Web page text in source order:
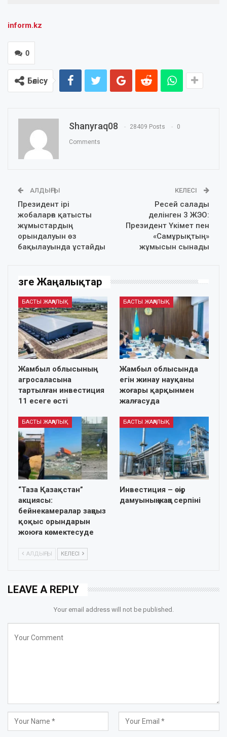
inform.kz
0
Бөлісу
Shanyraq08 28409 Posts 0
Comments
АЛДЫҢҒЫ
Президент ірі
жобаларға қатысты
жұмыстардың
орындалуын өз
бақылауында ұстайды
КЕЛЕСІ
Ресей салады
делінген 3 ЖЭО:
Президент Үкімет пен
«Самұрықтың»
жұмысын сынады
Өзге Жаңалықтар
БАСТЫ ЖАҢАЛЫҚ
Жамбыл облысының
агросаласына
тартылған инвестиция
11 есеге өсті
БАСТЫ ЖАҢАЛЫҚ
Жамбыл облысында
егін жинау науқаны
жоғары қарқынмен
жалғасуда
БАСТЫ ЖАҢАЛЫҚ
“Таза Қазақстан”
акциясы:
бейнекамералар заңсыз
қоқыс орындарын
жоюға көмектесуде
БАСТЫ ЖАҢАЛЫҚ
Инвестиция – өңір
дамуының жаңа серпіні
АЛДЫҢҒЫ КЕЛЕСІ
LEAVE A REPLY
Your email address will not be published.